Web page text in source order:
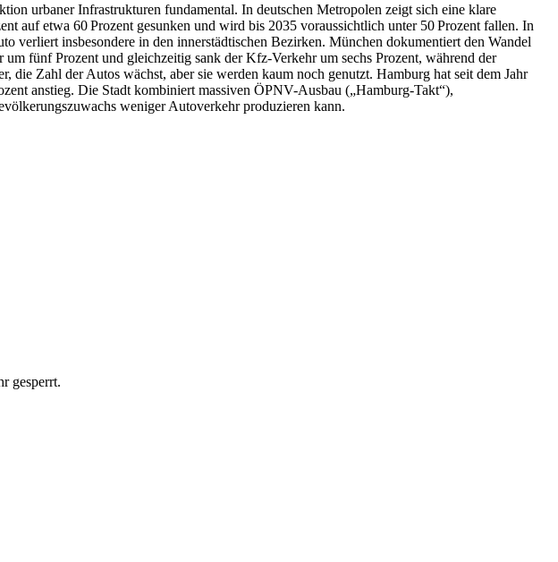
urbaner Infrastrukturen fundamental. In deutschen Metropolen zeigt sich eine klare
auf etwa 60 Prozent gesunken und wird bis 2035 voraussichtlich unter 50 Prozent fallen. In
insbesondere in den innerstädtischen Bezirken. München dokumentiert den Wandel
fünf Prozent und gleichzeitig sank der Kfz-Verkehr um sechs Prozent, während der
Zahl der Autos wächst, aber sie werden kaum noch genutzt. Hamburg hat seit dem Jahr
anstieg. Die Stadt kombiniert massiven ÖPNV-Ausbau („Hamburg-Takt“),
weniger Autoverkehr produzieren kann.
gesperrt.